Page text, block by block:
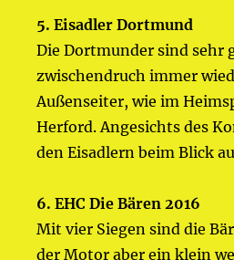
5. Eisadler Dortmund
Die Dortmunder sind sehr
zwischendruch immer
Außenseiter, wie im
Herford. Angesichts des
den Eisadlern beim Blick
6. EHC Die Bären 2016
Mit vier Siegen sind die
der Motor aber ein klein